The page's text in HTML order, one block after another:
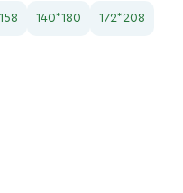
140*180 172*208